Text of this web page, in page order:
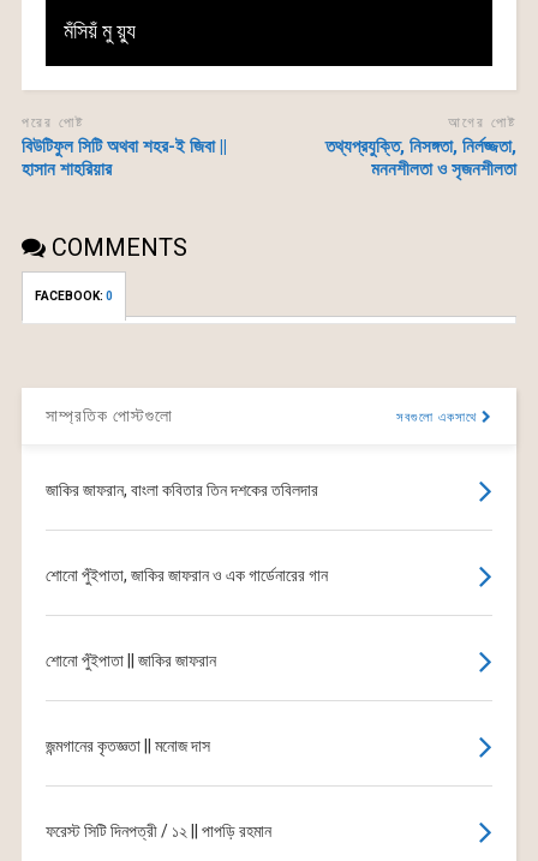
মঁসিয়ঁ মু য়্যু
পরের পোষ্ট
বিউটিফুল সিটি অথবা শহর-ই জিবা ||
হাসান শাহরিয়ার
আগের পোষ্ট
তথ্যপ্রযুক্তি, নিসঙ্গতা, নির্লজ্জতা,
মননশীলতা ও সৃজনশীলতা
COMMENTS
FACEBOOK:
সাম্প্রতিক পোস্টগুলো
জাকির জাফরান, বাংলা কবিতার তিন দশকের তবিলদার
শোনো পুঁইপাতা, জাকির জাফরান ও এক গার্ডেনারের গান
শোনো পুঁইপাতা || জাকির জাফরান
জন্মগানের কৃতজ্ঞতা || মনোজ দাস